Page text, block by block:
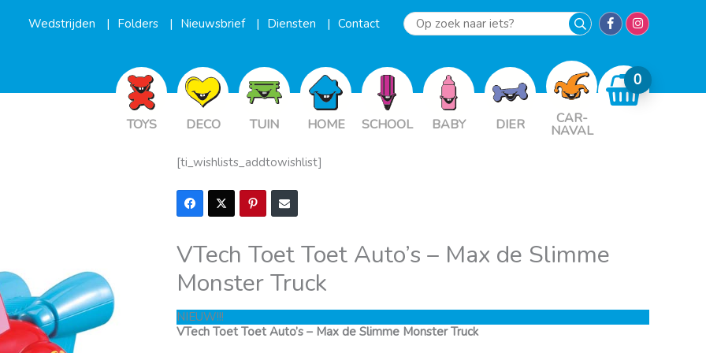
Wedstrijden Folders Nieuwsbrief Diensten Contact
Op
iets?
TOYS DECO TUIN HOME SCHOOL BABY DIER CAR-
NAVAL
[ti_wishlists_addtowishlist]
VTech Toet Toet Auto’s – Max de Slimme
Monster Truck
NIEUW!!!
VTech Toet Toet Auto’s – Max de Slimme Monster Truck